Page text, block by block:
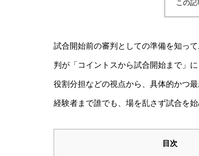
この
試合開始前の審判としての準備を知っ
判が「コイントスから試合開始まで」
役割分担などの視点から、具体的かつ
経験者まで誰でも、場を乱さず試合を
目次